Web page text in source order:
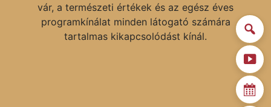
vár, a természeti értékek és az egész éves
programkínálat minden látogató számára
tartalmas kikapcsolódást kínál.